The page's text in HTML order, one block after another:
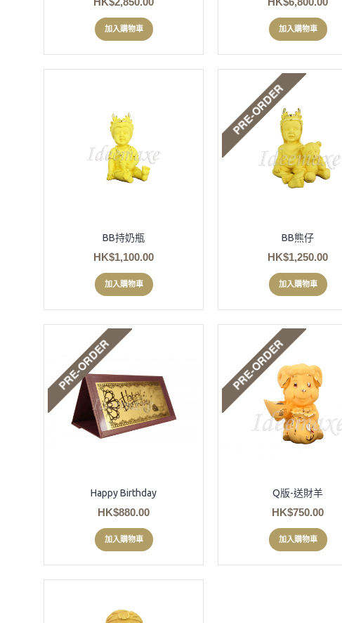
加入購物車 加入購物車
BB持奶瓶
HK$1,100.00
加入購物車
BB熊仔
HK$1,250.00
加入購物車
Happy Birthday
HK$880.00
加入購物車
Q版-送財羊
HK$750.00
加入購物車